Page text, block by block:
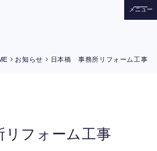
メニュー
chevron_right お知らせ chevron_right 日本橋 事務所リフォーム工事
フォーム工事